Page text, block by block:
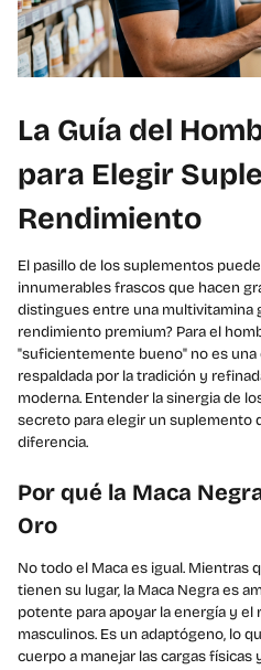
La Guía del
para Elegir
Rendimiento
El pasillo de los suplementos
innumerables frascos que hacen
distingues entre una multivitamina
rendimiento premium? Para el
"suficientemente bueno" no es
respaldada por la tradición y
moderna. Entender la sinergia de
secreto para elegir un suplemento
diferencia.
Por qué la Maca
Oro
No todo el Maca es igual. Mientras
tienen su lugar, la Maca Negra es
potente para apoyar la energía y
masculinos. Es un adaptógeno, lo
cuerpo a manejar las cargas